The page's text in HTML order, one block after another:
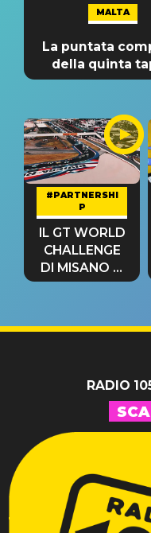
MALTA
La puntata
della quinta
#PARTNERSHI
P
IL GT WORLD
CHALLENGE
DI MISANO si
riconferma
RADIO